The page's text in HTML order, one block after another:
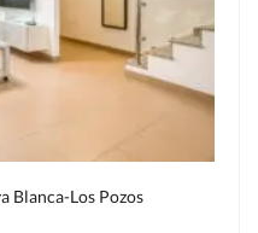
Blanca-Los Pozos